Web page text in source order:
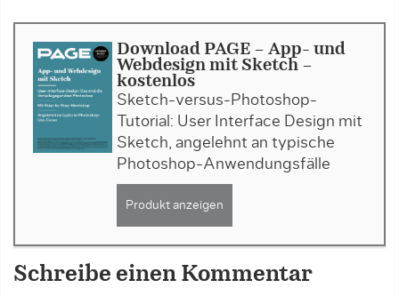
Download PAGE - App- und
Webdesign mit Sketch -
kostenlos
Sketch-versus-Photoshop-
Tutorial: User Interface Design mit
Sketch, angelehnt an typische
Photoshop-Anwendungsfälle
Produkt anzeigen
Schreibe einen Kommentar